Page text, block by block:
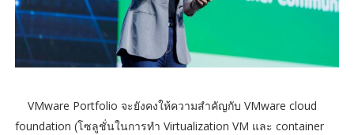
VMware Portfolio จะยังคงให้ความสำคัญกับ VMware cloud
foundation (โซลูชั่นในการทำ Virtualization VM และ container